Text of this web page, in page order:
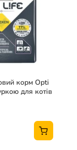
корм Opti
для котів